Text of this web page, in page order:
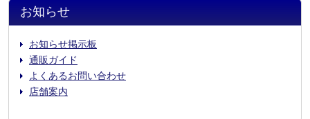
お知らせ
お知らせ掲示板
通販ガイド
よくあるお問い合わせ
店舗案内